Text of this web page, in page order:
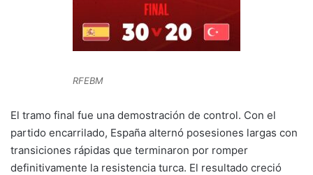
RFEBM
El tramo final fue una demostración de control. Con el
partido encarrilado, España alternó posesiones largas con
transiciones rápidas que terminaron por romper
definitivamente la resistencia turca. El resultado creció